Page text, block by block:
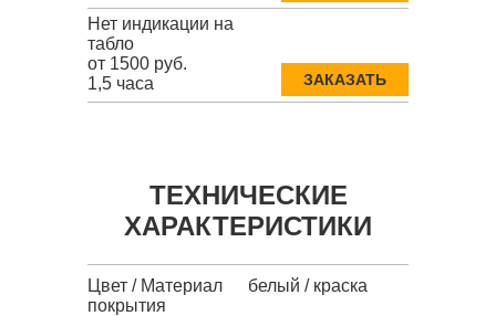
Нет индикации на
табло
от 1500 руб.
1,5 часа
ЗАКАЗАТЬ
ТЕХНИЧЕСКИЕ
ХАРАКТЕРИСТИКИ
Цвет / Материал
покрытия
белый / краска